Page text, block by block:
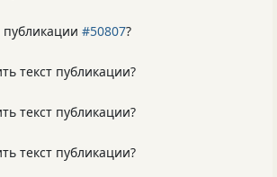
публикации #50807?
текст публикации?
текст публикации?
текст публикации?